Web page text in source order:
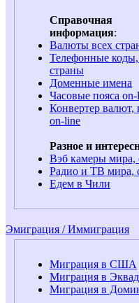
Справочная
информация:
Валюты всех
Телефонные коды,
страны
Доменные имена
Часовые пояса
Конвертер валют,
on-line
Разное и
Вэб камеры мира,
Радио и ТВ мира,
Едем в Чили
Эмиграция / Иммиграция
Миграция в США
Миграция в
Миграция в